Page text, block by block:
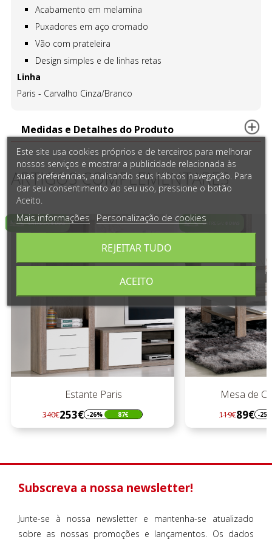
Acabamento em melamina
Puxadores em aço cromado
Vão com prateleira
Design simples e de linhas retas
Linha
Paris - Carvalho Cinza/Branco
Medidas e Detalhes do Produto
ARTIGOS COMPLEMENTARES
Estante Paris
Regular
preço
340€253€
Preço -26% 87€
Mesa de
Regular
preço
119€89€
Preço -25%
Subscreva a nossa newsletter!
Junte-se à nossa newsletter e mantenha-se atualizado
sobre as nossas promoções e lançamentos. Os dados
Este site usa cookies próprios e de terceiros para melhorar
nossos serviços e mostrar a publicidade relacionada às
suas preferências, analisando seus hábitos navegação. Para
dar seu consentimento ao seu uso, pressione o botão
Aceito.
Mais informações Personalização de cookies
REJEITAR TUDO
ACEITO